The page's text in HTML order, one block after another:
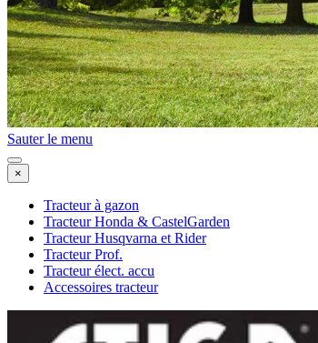
Sauter le menu
×
Tracteur à gazon
Tracteur Honda & CastelGarden
Tracteur Husqvarna et Rider
Tracteur Prof.
Tracteur élect. accu
Accessoires tracteur